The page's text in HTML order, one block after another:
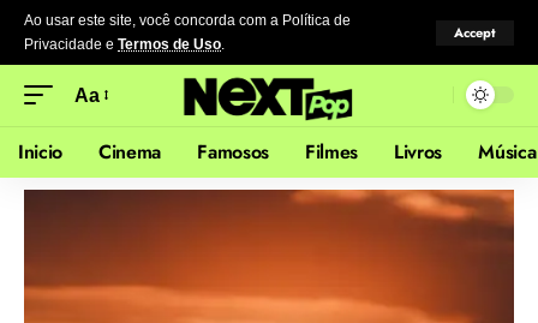
Ao usar este site, você concorda com a Política de
Privacidade e Termos de Uso.
Accept
Aa
Inicio Cinema Famosos Filmes Livros Música